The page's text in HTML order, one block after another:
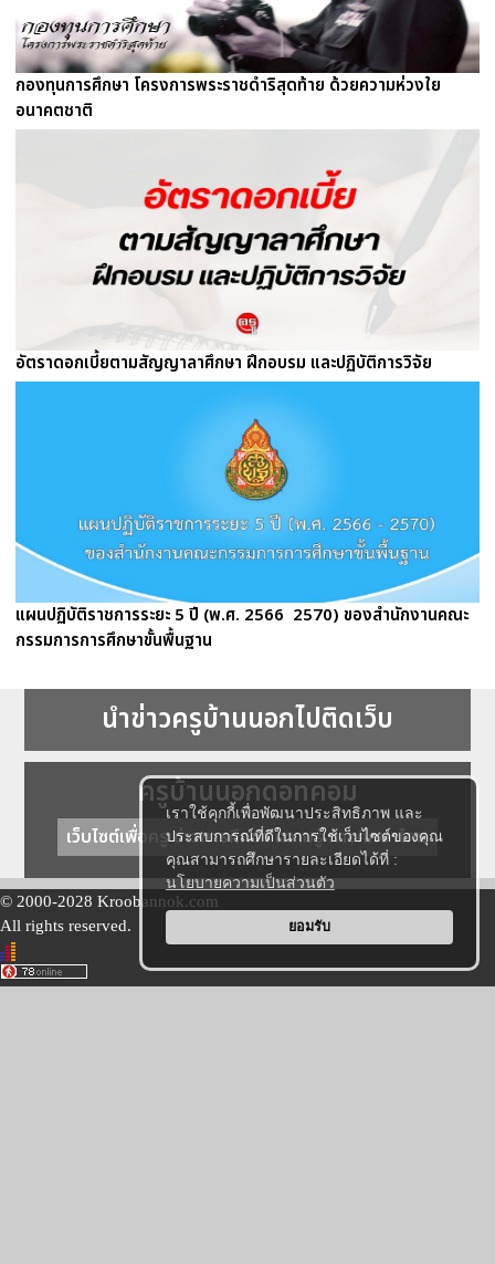
เราใช้คุกกี้เพื่อพัฒนาประสิทธิภาพ และ
ประสบการณ์ที่ดีในการใช้เว็บไซต์ของคุณ
คุณสามารถศึกษารายละเอียดได้ที่ :
นโยบายความเป็นส่วนตัว
ยอมรับ
กองทุนการศึกษา โครงการพระราชดำริสุดท้าย ด้วยความห่วงใย
อนาคตชาติ
อัตราดอกเบี้ยตามสัญญาลาศึกษา ฝึกอบรม และปฏิบัติการวิจัย
แผนปฏิบัติราชการระยะ 5 ปี (พ.ศ. 2566  2570) ของสำนักงานคณะ
กรรมการการศึกษาขั้นพื้นฐาน
นำข่าวครูบ้านนอกไปติดเว็บ
ครูบ้านนอกดอทคอม
เว็บไซต์เพื่อครู ข่าวการศึกษา ความรู้ การศึกษาไทย
© 2000-2028 Kroobannok.com
All rights reserved.